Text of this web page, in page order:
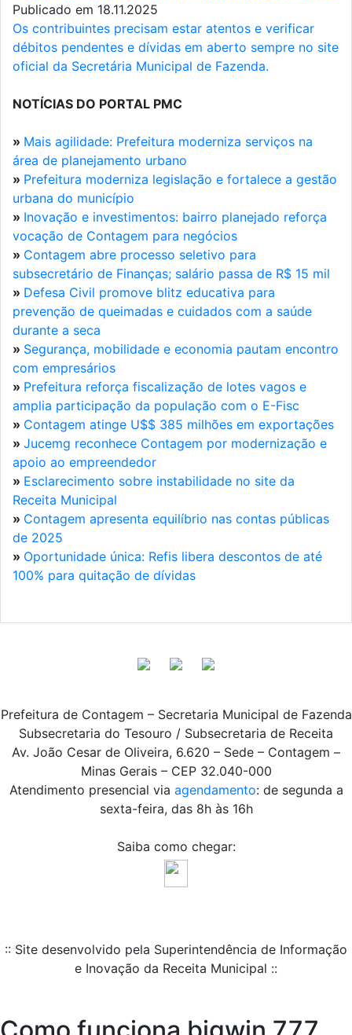
Publicado em 18.11.2025
Os contribuintes precisam estar atentos e verificar
débitos pendentes e dívidas em aberto sempre no site
oficial da Secretária Municipal de Fazenda.
NOTÍCIAS DO PORTAL PMC
» Mais agilidade: Prefeitura moderniza serviços na
área de planejamento urbano
» Prefeitura moderniza legislação e fortalece a gestão
urbana do município
» Inovação e investimentos: bairro planejado reforça
vocação de Contagem para negócios
» Contagem abre processo seletivo para
subsecretário de Finanças; salário passa de R$ 15 mil
» Defesa Civil promove blitz educativa para
prevenção de queimadas e cuidados com a saúde
durante a seca
» Segurança, mobilidade e economia pautam encontro
com empresários
» Prefeitura reforça fiscalização de lotes vagos e
amplia participação da população com o E-Fisc
» Contagem atinge U$$ 385 milhões em exportações
» Jucemg reconhece Contagem por modernização e
apoio ao empreendedor
» Esclarecimento sobre instabilidade no site da
Receita Municipal
» Contagem apresenta equilíbrio nas contas públicas
de 2025
» Oportunidade única: Refis libera descontos de até
100% para quitação de dívidas
Prefeitura de Contagem – Secretaria Municipal de Fazenda
Subsecretaria do Tesouro / Subsecretaria de Receita
Av. João Cesar de Oliveira, 6.620 – Sede – Contagem –
Minas Gerais – CEP 32.040-000
Atendimento presencial via agendamento: de segunda a
sexta-feira, das 8h às 16h
Saiba como chegar:
:: Site desenvolvido pela Superintendência de Informação
e Inovação da Receita Municipal ::